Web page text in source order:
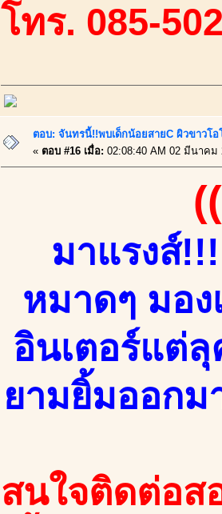
โทร. 085-
ตอบ: จันทรนี้!!พบเด็กน้อยสายC ผิวขาวโ
« ตอบ #16 เมื่อ: 02:08:40 AM 02 มีนาคม
มาแรงส์
หมาดๆ มอ
อินเตอร์แต่
ยามยิ้มออก
สนใจติดต่อส